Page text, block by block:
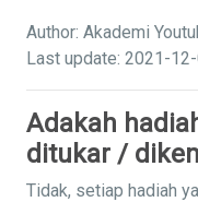
Author: Akademi
Last update: 2021-
Adakah
ditukar /
Tidak, setiap hadiah